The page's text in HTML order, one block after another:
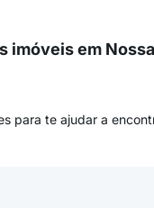
imóveis em
para te ajudar a